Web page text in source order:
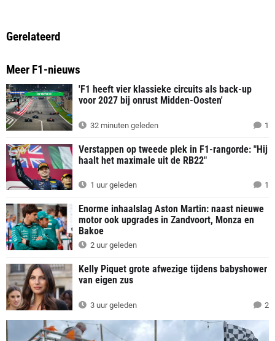
Gerelateerd
Meer F1-nieuws
'F1 heeft vier klassieke circuits als back-up
voor 2027 bij onrust Midden-Oosten'
32 minuten geleden 1
Verstappen op tweede plek in F1-rangorde: "Hij
haalt het maximale uit de RB22"
1 uur geleden 1
Enorme inhaalslag Aston Martin: naast nieuwe
motor ook upgrades in Zandvoort, Monza en
Bakoe
2 uur geleden
Kelly Piquet grote afwezige tijdens babyshower
van eigen zus
3 uur geleden 2